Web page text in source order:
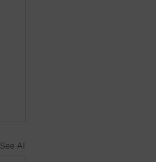
See All